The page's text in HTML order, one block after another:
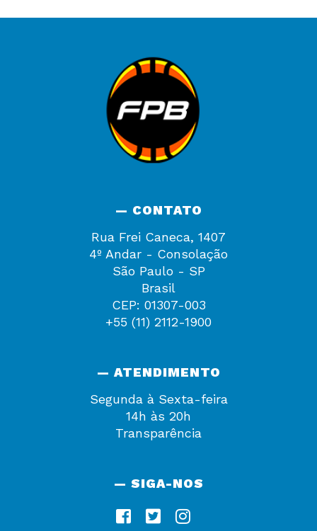
— CONTATO
Rua Frei Caneca, 1407
4º Andar - Consolação
São Paulo - SP
Brasil
CEP: 01307-003
+55 (11) 2112-1900
— ATENDIMENTO
Segunda à Sexta-feira
14h às 20h
Transparência
— SIGA-NOS